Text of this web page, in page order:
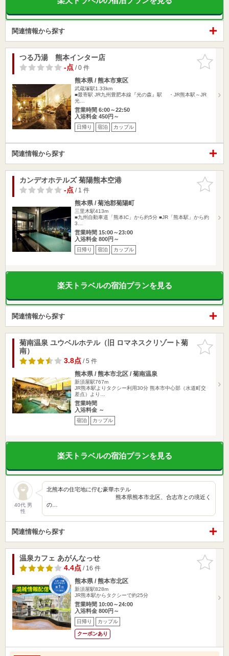
関連情報から探す
お気に入
りに追加
つる乃湯 熊本インター店
-点/ 0 件
熊本県 / 熊本市東区
武蔵塚駅1.33km
■最寄駅 JR九州豊肥本線『光の森』駅 ・JR熊本駅～JR
光…
営業時間 6:00～22:50
入浴料金 450円～
日帰り 宿泊 カップル
関連情報から探す
お気に入
りに追加
カンデオホテルズ 菊陽熊本空港
-点/ 1 件
熊本県 / 菊池郡菊陽町
三里木駅413m
■九州自動車道「熊本IC」から約5分 ■JR「熊本駅」から約
3…
営業時間 15:00～23:00
入浴料金 800円～
日帰り 宿泊 カップル
楽天トラベルの宿泊プランを見る
関連情報から探す
お気に入
りに追加
菊南温泉 ユウベルホテル（旧 ロマネスクリゾート菊
南）
3.8点/ 5 件
熊本県 / 熊本市北区 / 菊南温泉
新須屋駅767m
JR熊本駅よりタクシー利用30分 熊本市中心部（水道町交
差点）より…
営業時間
入浴料金 ～
宿泊 カップル
楽天トラベルの宿泊プランを見る
40代 男
性
北熊本の住宅地に佇む豪華ホテル
熊本県熊本市北区、合志市との境近く
の…
関連情報から探す
お気に入
りに追加
温泉カフェ あがんなっせ
4.4点/ 16 件
熊本県 / 熊本市北区
新須屋駅828m
JR熊本駅からタクシーで約25分
営業時間 10:00～24:00
入浴料金 800円～
日帰り カップル
クーポンあり